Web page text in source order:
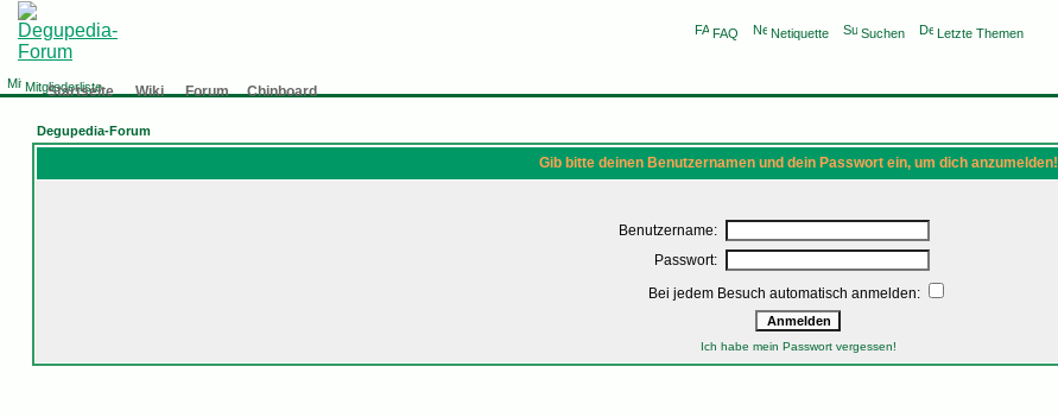
FAQ Netiquette Suchen Letzte Themen
Mitgliederliste
Startseite Wiki Forum Chinboard
Degupedia-Forum
Gib bitte deinen Benutzernamen und dein Passwort ein, um dich anzumelden!
Benutzername:
Passwort:
Bei jedem Besuch automatisch anmelden:
Ich habe mein Passwort vergessen!